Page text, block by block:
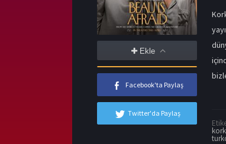
Ekle
Facebook'ta Paylaş
Twitter'da Paylaş